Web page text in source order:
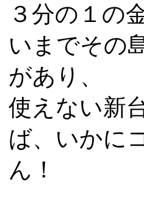
３分の１の
いまでその
があり、
使えない新
ば、いかに
ん！